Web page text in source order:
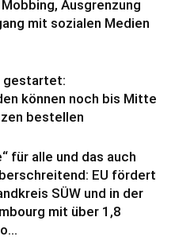
Ausgrenzung
mit sozialen Medien
gestartet:
können noch bis Mitte
bestellen
für alle und das auch
EU fördert
SÜW und in der
mit über 1,8